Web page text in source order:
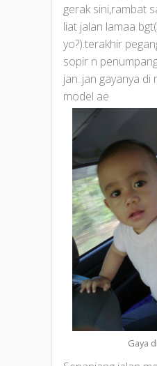
gerak sini,rambat
liat jalan lamaa
yo?).terakhir
sopir n
jan..jan gayanya
model ae
Gaya